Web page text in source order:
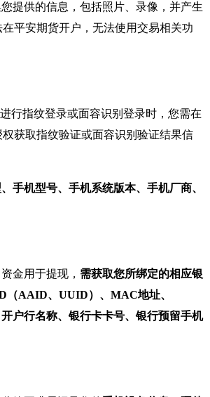
提供的信息，包括照片、录像，并产生
平安期货开户，无法使用交易相关功
行指纹登录或面容识别登录时，您需在
获取指纹验证或面容识别验证结果信
手机型号、手机系统版本、手机厂商、
金用于提现， 需获取您所绑定的相应银
（AAID、UUID）、MAC地址、
户行名称、银行卡卡号、银行预留手机